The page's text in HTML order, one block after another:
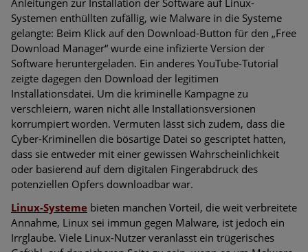
Systemen enthüllten zufällig, wie Malware in die Systeme
gelangte: Beim Klick auf den Download-Button für den „Free
Download Manager“ wurde eine infizierte Version der
Software heruntergeladen. Ein anderes YouTube-Tutorial
zeigte dagegen den Download der legitimen
Installationsdatei. Um die kriminelle Kampagne zu
verschleiern, waren nicht alle Installationsversionen
korrumpiert worden. Vermuten lässt sich zudem, dass die
Cyber-Kriminellen die bösartige Datei so gescriptet hatten,
dass sie entweder mit einer gewissen Wahrscheinlichkeit
oder basierend auf dem digitalen Fingerabdruck des
potenziellen Opfers downloadbar war.
Linux-Systeme bieten manchen Vorteil, die weit verbreitete
Annahme, Linux sei immun gegen Malware, ist jedoch ein
Irrglaube. Viele Linux-Nutzer veranlasst ein trügerisches